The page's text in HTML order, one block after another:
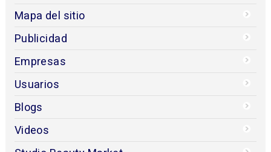
Mapa del sitio
Publicidad
Empresas
Usuarios
Blogs
Videos